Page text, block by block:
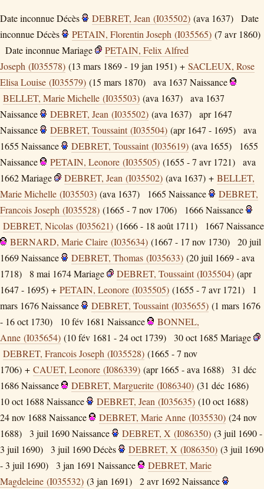
Date inconnueDécès DEBRET, Jean (I035502) (ava 1637)
Date
inconnueDécès PETAIN, Florentin Joseph (I035565) (7 avr 1860)
Date inconnueMariage
PETAIN, Felix Alfred
Joseph (I035578) (13 mars 1869 - 19 jan 1951) + SACLEUX, Rose
Elisa Louise (I035579) (15 mars 1870) ava 1637 Naissance
BELLET, Marie Michelle (I035503) (ava 1637)
ava 1637
Naissance
DEBRET, Jean (I035502) (ava 1637)
apr 1647
Naissance
DEBRET, Toussaint (I035504) (apr 1647 - 1695)
ava
1655 Naissance DEBRET, Toussaint (I035619) (ava 1655)
1655
Naissance
PETAIN, Leonore (I035505) (1655 - 7 avr 1721)
ava
1662Mariage DEBRET, Jean (I035502) (ava 1637) + BELLET,
Marie Michelle (I035503) (ava 1637) 1665 Naissance
DEBRET,
Francois Joseph (I035528) (1665 - 7 nov 1706) 1666Naissance
DEBRET, Nicolas (I035621) (1666 - 18 août 1711) 1667 Naissance
BERNARD, Marie Claire (I035634) (1667 - 17 nov 1730)
20 juil
1669Naissance DEBRET, Thomas (I035633) (20 juil 1669 - ava
1718)
8 mai 1674Mariage DEBRET, Toussaint (I035504) (apr
1647 - 1695) + PETAIN, Leonore (I035505) (1655 - 7 avr 1721)
1
mars 1676Naissance DEBRET, Toussaint (I035655) (1 mars 1676
- 16 oct 1730)
10 fév 1681 Naissance
BONNEL,
Anne (I035654) (10 fév 1681 - 24 oct 1739) 30 oct 1685 Mariage
DEBRET, Francois Joseph (I035528) (1665 - 7 nov
1706) + CAUET, Leonore (I086339) (apr 1665 - ava 1688)
31 déc
1686Naissance DEBRET, Marguerite (I086340) (31 déc 1686)
10 oct 1688 Naissance DEBRET, Jean (I035635) (10 oct 1688)
24 nov 1688 Naissance DEBRET, Marie Anne (I035530) (24 nov
1688)
3 juil 1690Naissance DEBRET, X (I086350) (3 juil 1690 -
3 juil 1690)
3 juil 1690Décès DEBRET, X (I086350) (3 juil 1690
- 3 juil 1690)
3 jan 1691 Naissance
DEBRET, Marie
Magdeleine (I035532) (3 jan 1691) 2 avr 1692Naissance